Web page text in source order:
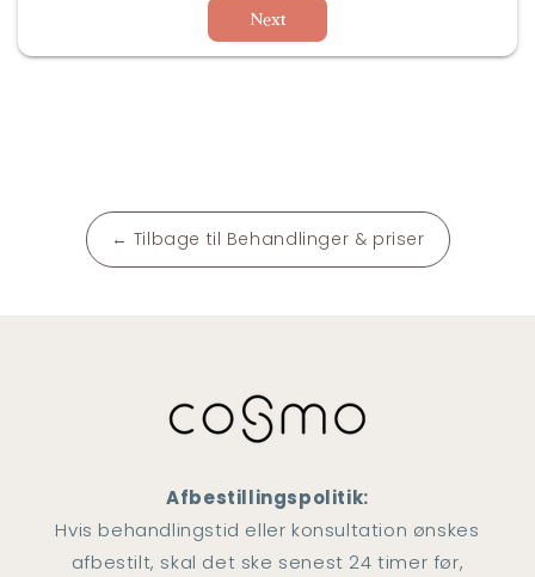
Next
← Tilbage til Behandlinger & priser
Afbestillingspolitik:
Hvis behandlingstid eller konsultation ønskes
afbestilt, skal det ske senest 24 timer før,